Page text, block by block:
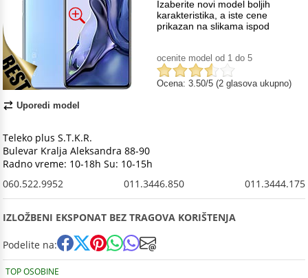
Uporedi model
Izaberite novi model boljih
karakteristika, a iste cene
prikazan na slikama ispod
ocenite model od 1 do 5
Ocena: 3.50/5 (2 glasova ukupno)
Teleko plus S.T.K.R.
Bulevar Kralja Aleksandra 88-90
Radno vreme: 10-18h Su: 10-15h
060.522.9952
011.3446.850 011.3444.175
IZLOŽBENI EKSPONAT BEZ TRAGOVA KORIŠTENJA
Podelite na:
TOP OSOBINE